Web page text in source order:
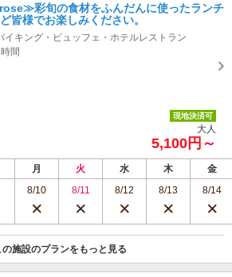
彩旬の食材をふんだんに使ったランチ
皆様でお楽しみください。
イキング・ビュッフェ・ホテルレストラン
間
現地決済可
大人
5,100円～
月 火 水 木
金
8/10 8/11 8/12 8/13 8/14
の施設のプランをもっと見る